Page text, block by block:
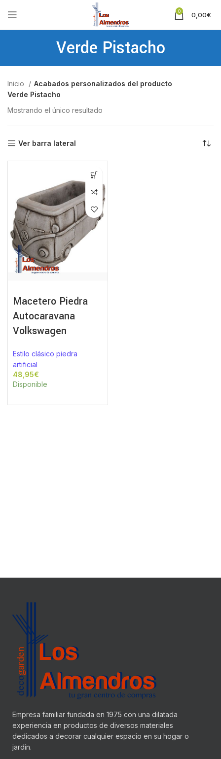
0 0,00€
Verde Pistacho
Inicio
Acabados personalizados del producto
Verde Pistacho
Mostrando el único resultado
Ver barra lateral
Macetero Piedra
Autocaravana
Volkswagen
Estilo clásico piedra
artificial
€
Disponible
Empresa familiar fundada en 1975 con una dilatada
experiencia en productos de diversos materiales
dedicados a decorar cualquier espacio en su hogar o
jardín.